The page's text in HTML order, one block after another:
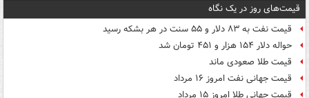
قیمت‌های روز در یک نگاه
قیمت نفت به ۸۳ دلار و ۵۵ سنت در هر بشکه رسید
حواله دلار ۱۵۴ هزار و ۴۵۱ تومان شد
قیمت طلا صعودی ماند
قیمت جهانی نفت امروز ۱۶ مرداد
قیمت جهانی طلا امروز ۱۵ مرداد